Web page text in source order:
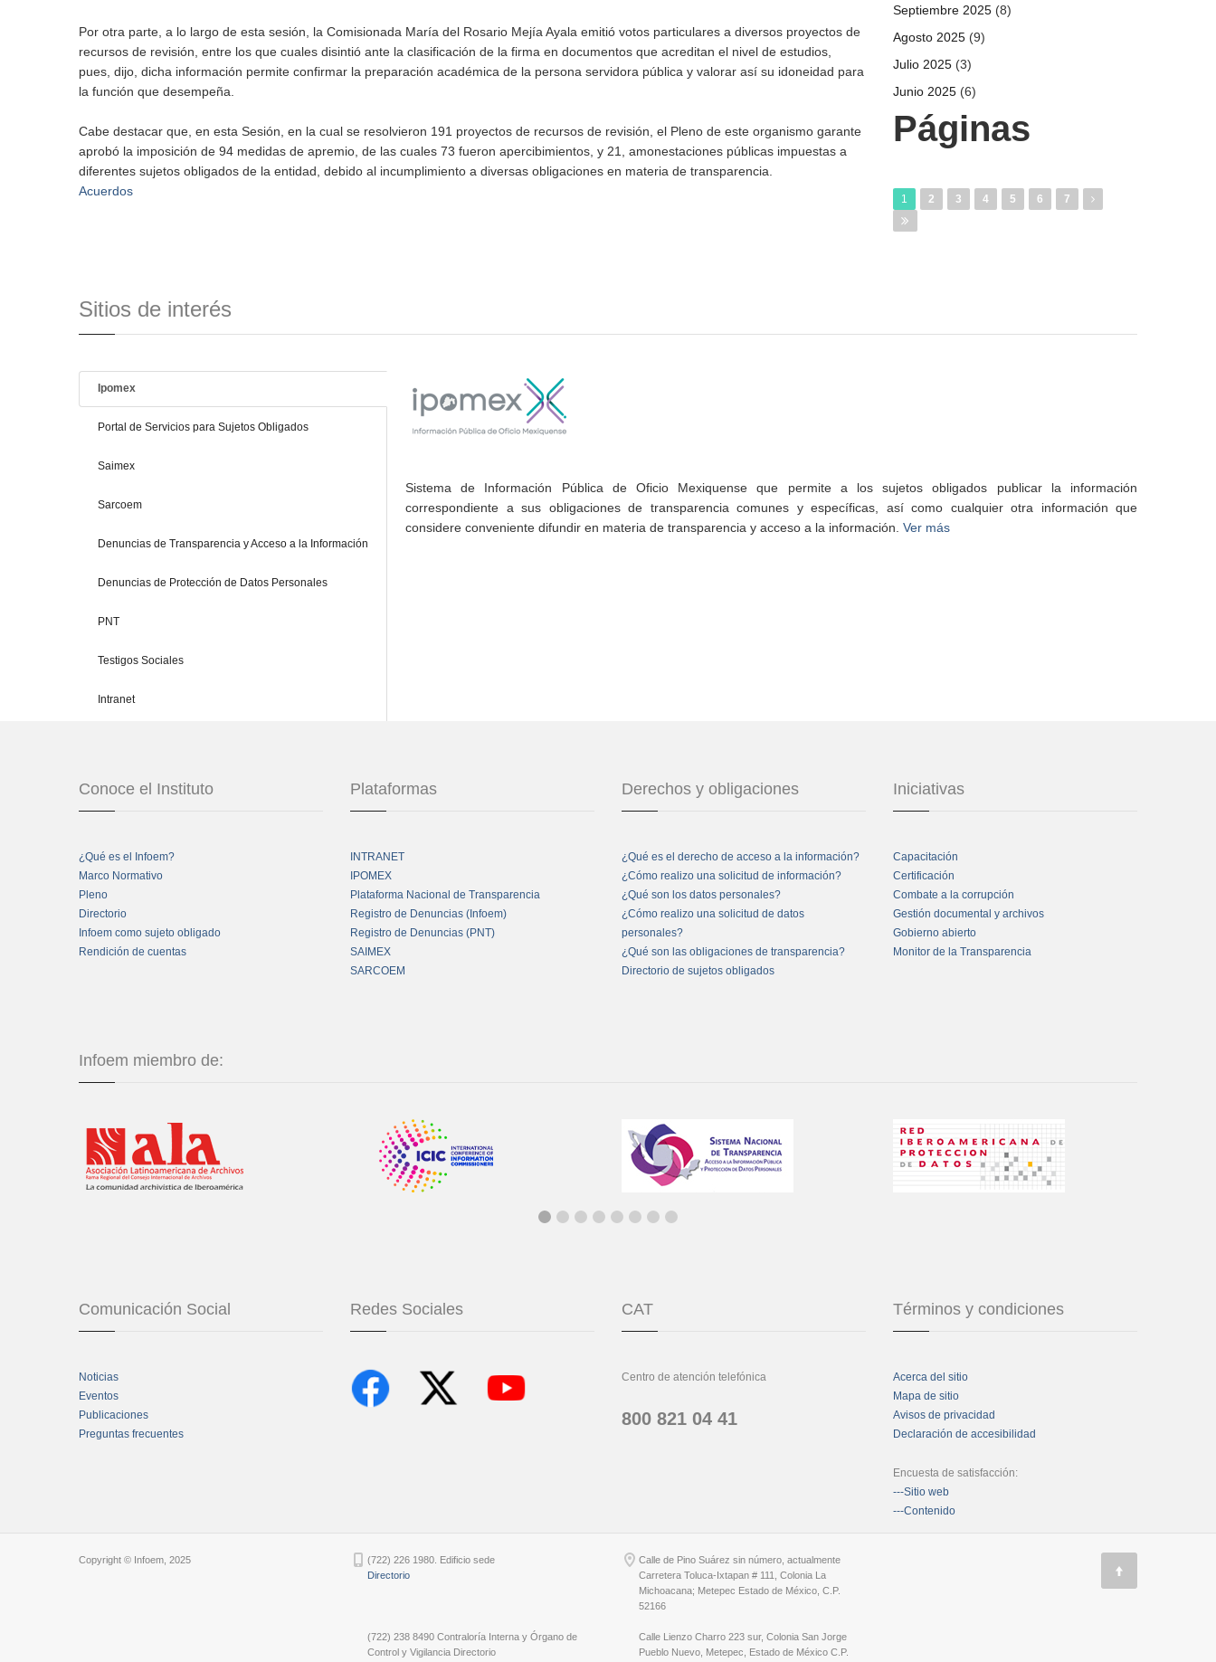
Por otra parte, a lo largo de esta sesión, la Comisionada María del Rosario Mejía Ayala emitió votos particulares a diversos proyectos de
recursos de revisión, entre los que cuales disintió ante la clasificación de la firma en documentos que acreditan el nivel de estudios,
pues, dijo, dicha información permite confirmar la preparación académica de la persona servidora pública y valorar así su idoneidad para
la función que desempeña.
Cabe destacar que, en esta Sesión, en la cual se resolvieron 191 proyectos de recursos de revisión, el Pleno de este organismo garante
aprobó la imposición de 94 medidas de apremio, de las cuales 73 fueron apercibimientos, y 21, amonestaciones públicas impuestas a
diferentes sujetos obligados de la entidad, debido al incumplimiento a diversas obligaciones en materia de transparencia.
Acuerdos
Septiembre 2025 (8)
Agosto 2025 (9)
Julio 2025 (3)
Junio 2025 (6)
Páginas
1 2 3 4 5 6 7
Sitios de interés
Ipomex
Portal de Servicios para Sujetos Obligados
Saimex
Sarcoem
Denuncias de Transparencia y Acceso a la Información
Denuncias de Protección de Datos Personales
PNT
Testigos Sociales
Intranet
Sistema de Información Pública de Oficio Mexiquense que permite a los sujetos obligados publicar la información
correspondiente a sus obligaciones de transparencia comunes y específicas, así como cualquier otra información que
considere conveniente difundir en materia de transparencia y acceso a la información. Ver más
Conoce el Instituto
¿Qué es el Infoem?
Marco Normativo
Pleno
Directorio
Infoem como sujeto obligado
Rendición de cuentas
Plataformas
INTRANET
IPOMEX
Plataforma Nacional de Transparencia
Registro de Denuncias (Infoem)
Registro de Denuncias (PNT)
SAIMEX
SARCOEM
Derechos y obligaciones
¿Qué es el derecho de acceso a la información?
¿Cómo realizo una solicitud de información?
¿Qué son los datos personales?
¿Cómo realizo una solicitud de datos
personales?
¿Qué son las obligaciones de transparencia?
Directorio de sujetos obligados
Iniciativas
Capacitación
Certificación
Combate a la corrupción
Gestión documental y archivos
Gobierno abierto
Monitor de la Transparencia
Infoem miembro de:
Comunicación Social
Noticias
Eventos
Publicaciones
Preguntas frecuentes
Redes Sociales CAT
Centro de atención telefónica
800 821 04 41
Términos y condiciones
Acerca del sitio
Mapa de sitio
Avisos de privacidad
Declaración de accesibilidad
Encuesta de satisfacción:
---Sitio web
---Contenido
Copyright © Infoem, 2025
(722) 226 1980. Edificio sede
Directorio
(722) 238 8490 Contraloría Interna y Órgano de
Control y Vigilancia Directorio
Calle de Pino Suárez sin número, actualmente
Carretera Toluca-Ixtapan # 111, Colonia La
Michoacana; Metepec Estado de México, C.P.
52166
Calle Lienzo Charro 223 sur, Colonia San Jorge
Pueblo Nuevo, Metepec, Estado de México C.P.